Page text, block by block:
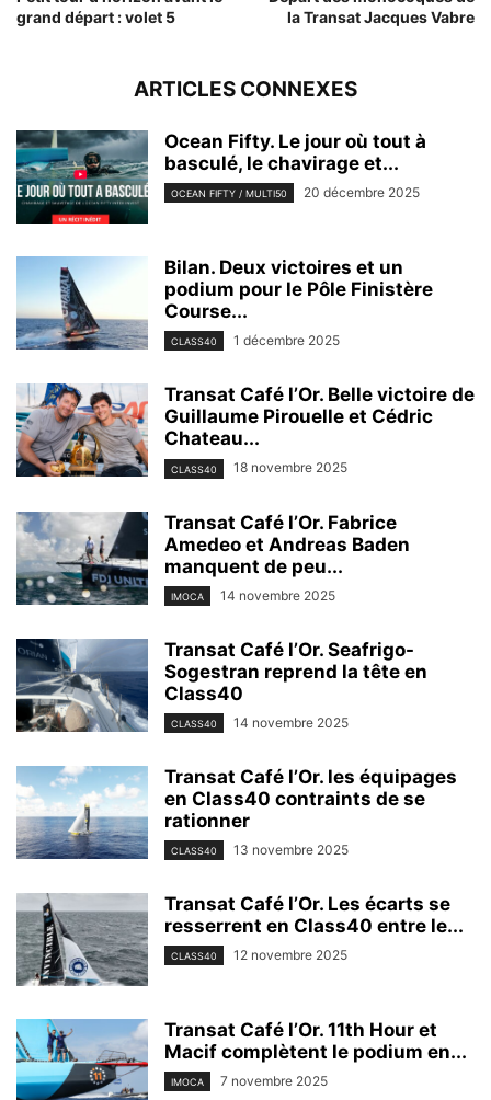
grand départ : volet 5
la Transat Jacques Vabre
ARTICLES CONNEXES
Ocean Fifty. Le jour où tout à
basculé, le chavirage et...
OCEAN FIFTY / MULTI50 20 décembre 2025
Bilan. Deux victoires et un
podium pour le Pôle Finistère
Course...
CLASS40 1 décembre 2025
Transat Café l’Or. Belle victoire de
Guillaume Pirouelle et Cédric
Chateau...
CLASS40 18 novembre 2025
Transat Café l’Or. Fabrice
Amedeo et Andreas Baden
manquent de peu...
IMOCA 14 novembre 2025
Transat Café l’Or. Seafrigo-
Sogestran reprend la tête en
Class40
CLASS40 14 novembre 2025
Transat Café l’Or. les équipages
en Class40 contraints de se
rationner
CLASS40 13 novembre 2025
Transat Café l’Or. Les écarts se
resserrent en Class40 entre le...
CLASS40 12 novembre 2025
Transat Café l’Or. 11th Hour et
Macif complètent le podium en...
IMOCA 7 novembre 2025